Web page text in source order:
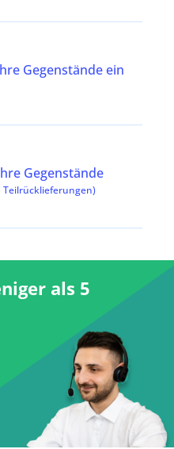
Gegenstände ein
Gegenstände
Teilrücklieferungen)
als 5